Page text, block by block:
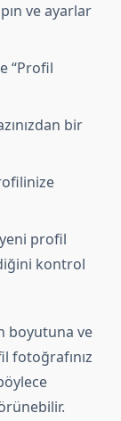
ve ayarlar
“Profil
bir
profil
kontrol
boyutuna ve
fotoğrafınız